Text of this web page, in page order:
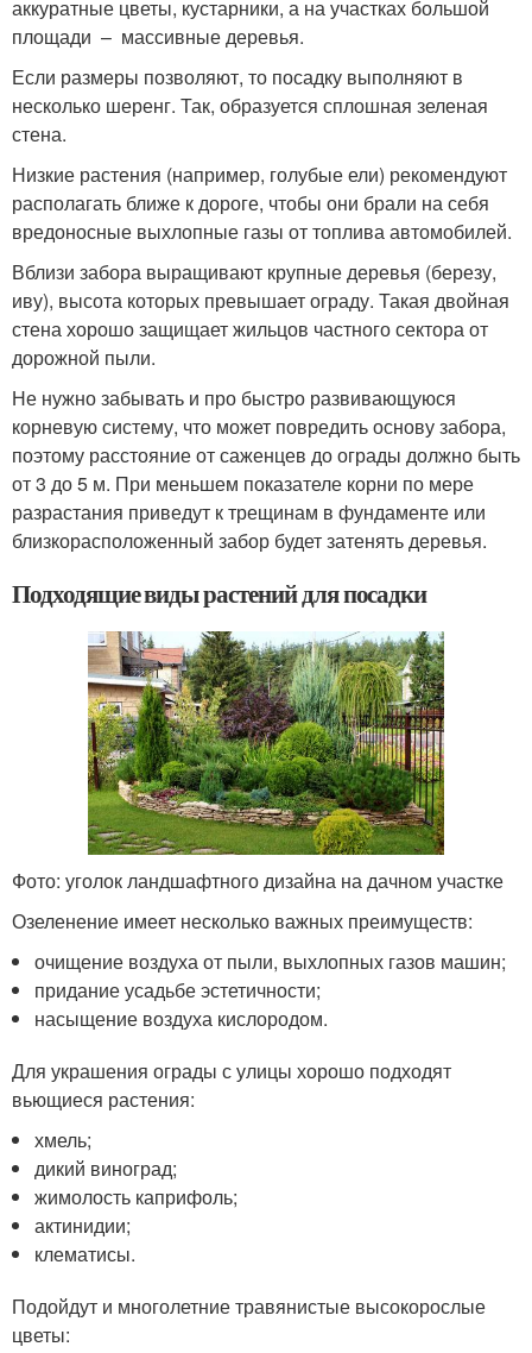
аккуратные цветы, кустарники, а на участках большой
площади – массивные деревья.
Если размеры позволяют, то посадку выполняют в
несколько шеренг. Так, образуется сплошная зеленая
стена.
Низкие растения (например, голубые ели) рекомендуют
располагать ближе к дороге, чтобы они брали на себя
вредоносные выхлопные газы от топлива автомобилей.
Вблизи забора выращивают крупные деревья (березу,
иву), высота которых превышает ограду. Такая двойная
стена хорошо защищает жильцов частного сектора от
дорожной пыли.
Не нужно забывать и про быстро развивающуюся
корневую систему, что может повредить основу забора,
поэтому расстояние от саженцев до ограды должно быть
от 3 до 5 м. При меньшем показателе корни по мере
разрастания приведут к трещинам в фундаменте или
близкорасположенный забор будет затенять деревья.
Подходящие виды растений для посадки
Фото: уголок ландшафтного дизайна на дачном участке
Озеленение имеет несколько важных преимуществ:
очищение воздуха от пыли, выхлопных газов машин;
придание усадьбе эстетичности;
насыщение воздуха кислородом.
Для украшения ограды с улицы хорошо подходят
вьющиеся растения:
хмель;
дикий виноград;
жимолость каприфоль;
актинидии;
клематисы.
Подойдут и многолетние травянистые высокорослые
цветы: